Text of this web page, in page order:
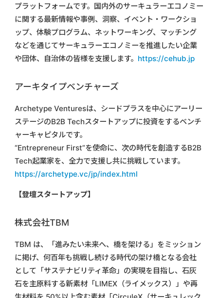
プラットフォームです。国内外のサーキュラーエコノミー
に関する最新情報や事例、洞察、イベント・ワークショ
ップ、体験プログラム、ネットワーキング、マッチング
などを通じてサーキュラーエコノミーを推進したい企業
や団体、自治体の皆様を支援します。 https://cehub.jp
アーキタイプベンチャーズ
Archetype Venturesは、シードプラスを中心にアーリー
ステージのB2B Techスタートアップに投資をするベンチ
ャーキャピタルです。
“Entrepreneur First”を使命に、次の時代を創造するB2B
Tech起業家を、全力で支援し共に挑戦しています。
https://archetype.vc/jp/index.html
【登壇スタートアップ】
株式会社TBM
TBM は、「進みたい未来へ、橋を架ける」をミッション
に掲げ、何百年も挑戦し続ける時代の架け橋となる会社
として「サステナビリティ革命」の実現を目指し、石灰
石を主原料する新素材「LIMEX（ライメックス）」や再